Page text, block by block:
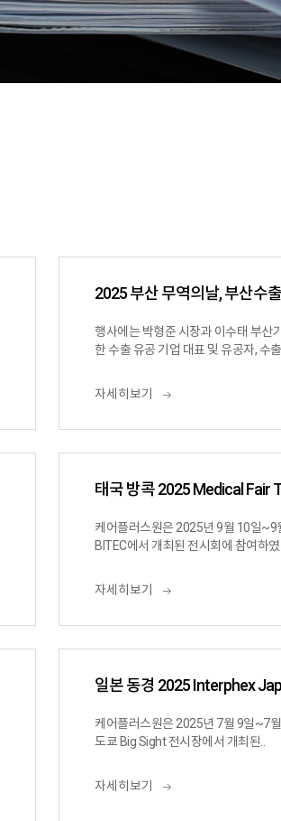
2025 부산 무역의날, 부산수
행사에는 박형준 시장과 이수태 부산
한 수출 유공 기업 대표 및 유공자, 수출
자세히보기
태국 방콕 2025 Medical Fair
케어플러스원은 2025년 9월 10일~9
BITEC에서 개최된 전시회에 참여하였
자세히보기
일본 동경 2025 Interphex
케어플러스원은 2025년 7월 9일~7
도쿄 Big Sight 전시장에서 개최된..
자세히보기